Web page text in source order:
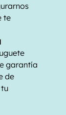
te
garantía
de